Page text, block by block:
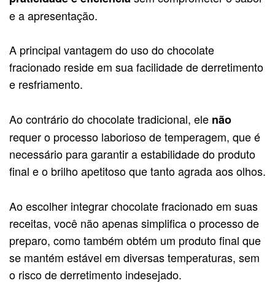
e a apresentação.
A principal vantagem do uso do chocolate
fracionado reside em sua facilidade de derretimento
e resfriamento.
Ao contrário do chocolate tradicional, ele não
requer o processo laborioso de temperagem, que é
necessário para garantir a estabilidade do produto
final e o brilho apetitoso que tanto agrada aos olhos.
Ao escolher integrar chocolate fracionado em suas
receitas, você não apenas simplifica o processo de
preparo, como também obtém um produto final que
se mantém estável em diversas temperaturas, sem
o risco de derretimento indesejado.